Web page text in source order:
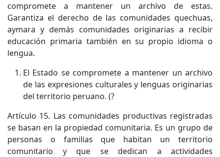
compromete a mantener un archivo de estas.
Garantiza el derecho de las comunidades quechuas,
aymara y demás comunidades originarias a recibir
educación primaria también en su propio idioma o
lengua.
El Estado se compromete a mantener un archivo
de las expresiones culturales y lenguas originarias
del territorio peruano. (?
Artículo 15. Las comunidades productivas registradas
se basan en la propiedad comunitaria. Es un grupo de
personas o familias que habitan un territorio
comunitario y que se dedican a actividades